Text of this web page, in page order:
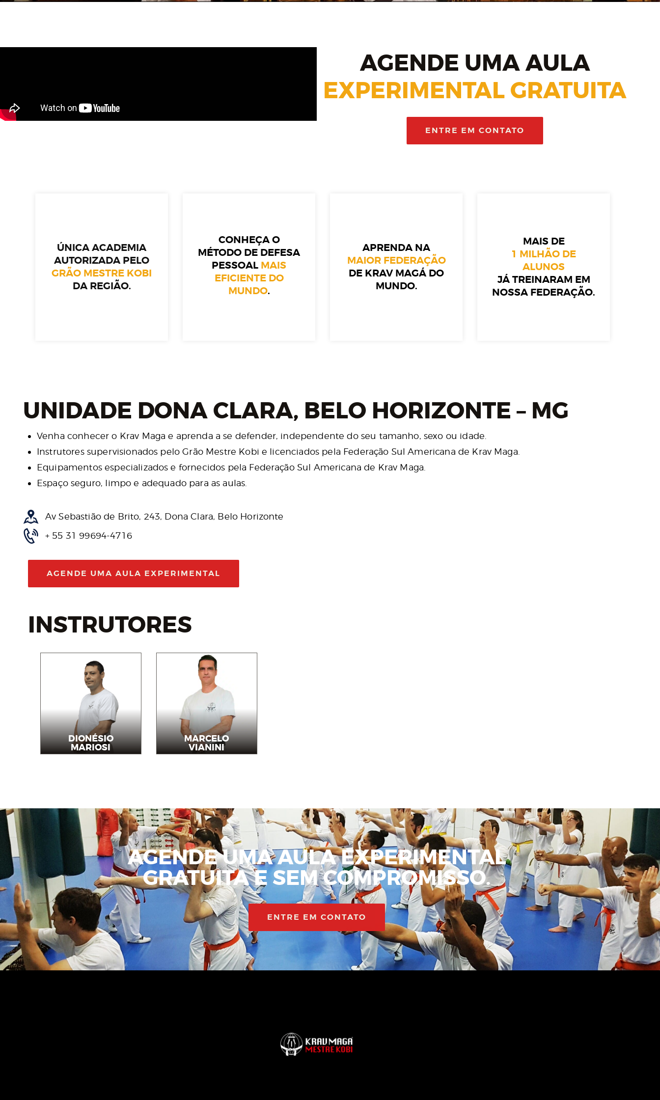
AGENDE UMA AULA
EXPERIMENTAL GRATUITA
ENTRE EM CONTATO
ÚNICA ACADEMIA
AUTORIZADA PELO
GRÃO MESTRE KOBI
DA REGIÃO.
CONHEÇA O
MÉTODO DE DEFESA
PESSOAL MAIS
EFICIENTE DO
MUNDO.
APRENDA NA
MAIOR FEDERAÇÃO
DE KRAV MAGÁ DO
MUNDO.
MAIS DE
1 MILHÃO DE
ALUNOS
JÁ TREINARAM EM
NOSSA FEDERAÇÃO.
UNIDADE DONA CLARA, BELO HORIZONTE – MG
Venha conhecer o Krav Maga e aprenda a se defender, independente do seu tamanho, sexo ou idade.
Instrutores supervisionados pelo Grão Mestre Kobi e licenciados pela Federação Sul Americana de Krav Maga.
Equipamentos especializados e fornecidos pela Federação Sul Americana de Krav Maga.
Espaço seguro, limpo e adequado para as aulas.
Av Sebastião de Brito, 243, Dona Clara, Belo Horizonte
+ 55 31 99694-4716
AGENDE UMA AULA EXPERIMENTAL
INSTRUTORES
DIONÉSIO
MARIOSI
Professor
MARCELO
VIANINI
Professor
AGENDE UMA AULA EXPERIMENTAL
GRATUITA E SEM COMPROMISSO.
ENTRE EM CONTATO